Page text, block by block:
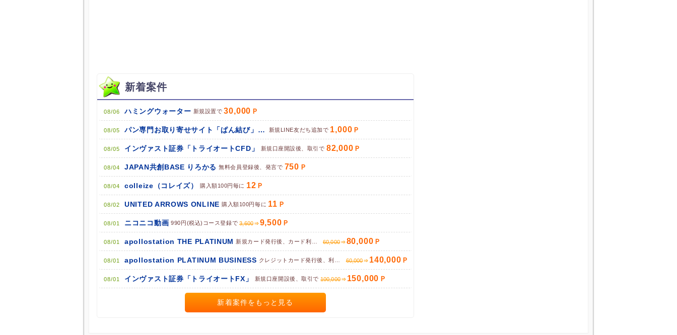
ポイント広告に関するFAQはこちら
新着案件
08/06 ハミングウォーター 新規設置で 30,000
08/05 パン専門お取り寄せサイト「ぱん結び」（LINE友だち追加） 新規LINE友だち追加で 1,000
08/05 インヴァスト証券「トライオートCFD」 新規口座開設後、取引で 82,000
08/04 JAPAN共創BASE りろかる 無料会員登録後、発言で 750
08/04 colleize（コレイズ） 購入額100円毎に 12
08/02 UNITED ARROWS ONLINE 購入額100円毎に 11
08/01 ニコニコ動画 990円(税込)コース登録で 3,600 9,500
08/01 apollostation THE PLATINUM 60,000 80,000
08/01 apollostation PLATINUM BUSINESS 60,000 140,000
08/01 インヴァスト証券「トライオートFX」 新規口座開設後、取引で 100,000 150,000
新着案件をもっと見る